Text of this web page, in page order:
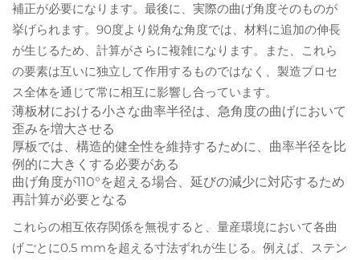
補正が必要になります。最後に、実際の曲げ角度そのものが
挙げられます。90度より鋭角な角度では、材料に追加の伸長
が生じるため、計算がさらに複雑になります。また、これら
の要素は互いに独立して作用するものではなく、製造プロセ
ス全体を通じて常に相互に影響し合っています。
薄板材における小さな曲率半径は、急角度の曲げにおいて
歪みを増大させる
厚板では、構造的健全性を維持するために、曲率半径を比
例的に大きくする必要がある
曲げ角度が110°を超える場合、延びの減少に対応するため
再計算が必要となる
これらの相互依存関係を無視すると、量産環境において各曲
げごとに0.5 mmを超える寸法ずれが生じる。例えば、ステン